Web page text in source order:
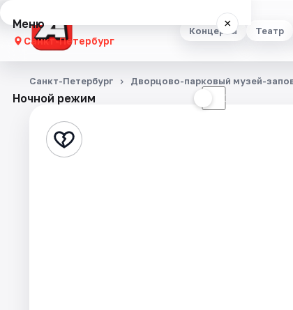
Концерты Театр
Меню ×
Санкт-Петербург
Концерты
Стендап
Ночной режим ☾
Санкт-Петербург Дворцово-парковый музей-